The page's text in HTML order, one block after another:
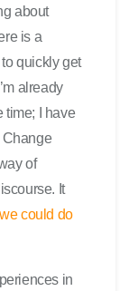
about
is a
quickly get
already
time; I have
Change
of
It
we could do
in